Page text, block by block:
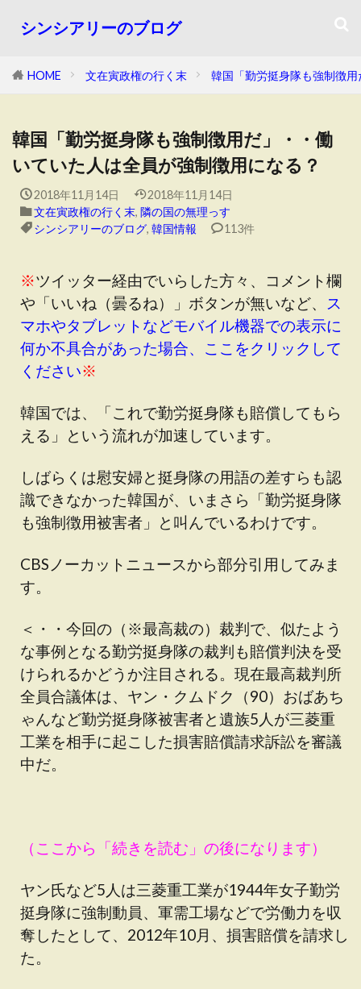
シンシアリーのブログ
HOME 文在寅政権の行く末 韓国「勤労挺身隊も強制徴
韓国「勤労挺身隊も強制徴用だ」・・働
いていた人は全員が強制徴用になる？
2018年11月14日
2018年11月14日
文在寅政権の行く末, 隣の国の無理っす
シンシアリーのブログ, 韓国情報 113件
※ツイッター経由でいらした方々、コメント欄
や「いいね（曇るね）」ボタンが無いなど、
ス
マホやタブレットなどモバイル機器での表示に
何か不具合があった場合、ここをクリックして
ください※
韓国では、「これで勤労挺身隊も賠償してもら
える」という流れが加速しています。
しばらくは慰安婦と挺身隊の用語の差すらも認
識できなかった韓国が、いまさら「勤労挺身隊
も強制徴用被害者」と叫んでいるわけです。
CBSノーカットニュースから部分引用してみま
す。
＜・・今回の（※最高裁の）裁判で、似たよう
な事例となる勤労挺身隊の裁判も賠償判決を受
けられるかどうか注目される。現在最高裁判所
全員合議体は、ヤン・クムドク（90）おばあち
ゃんなど勤労挺身隊被害者と遺族5人が三菱重
工業を相手に起こした損害賠償請求訴訟を審議
中だ。
（ここから「続きを読む」の後になります）
ヤン氏など5人は三菱重工業が1944年女子勤労
挺身隊に強制動員、軍需工場などで労働力を収
奪したとして、2012年10月、損害賠償を請求し
た。